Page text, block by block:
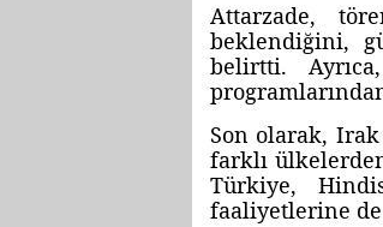
Attarzade,
beklendiğini,
belirtti.
Son olarak,
farklı
Türkiye,
faaliyetlerine